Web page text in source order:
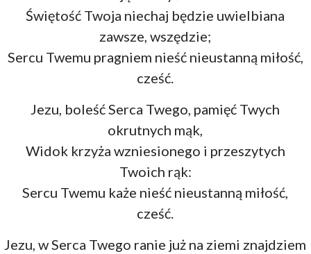
Świętość Twoja niechaj będzie uwielbiana
zawsze, wszędzie;
Sercu Twemu pragniem nieść nieustanną miłość,
cześć.
Jezu, boleść Serca Twego, pamięć Twych
okrutnych mąk,
Widok krzyża wzniesionego i przeszytych
Twoich rąk:
Sercu Twemu każe nieść nieustanną miłość,
cześć.
Jezu, w Serca Twego ranie już na ziemi znajdziem